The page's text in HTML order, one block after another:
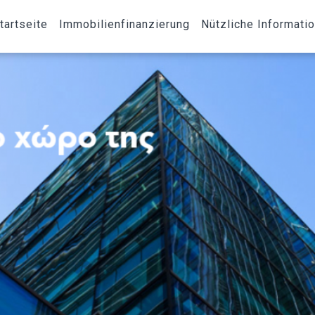
Immobilienfinanzierung Nützliche